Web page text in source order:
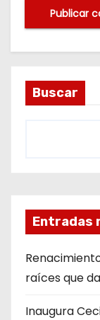
Buscar
Entradas
raíces que
Inaugura